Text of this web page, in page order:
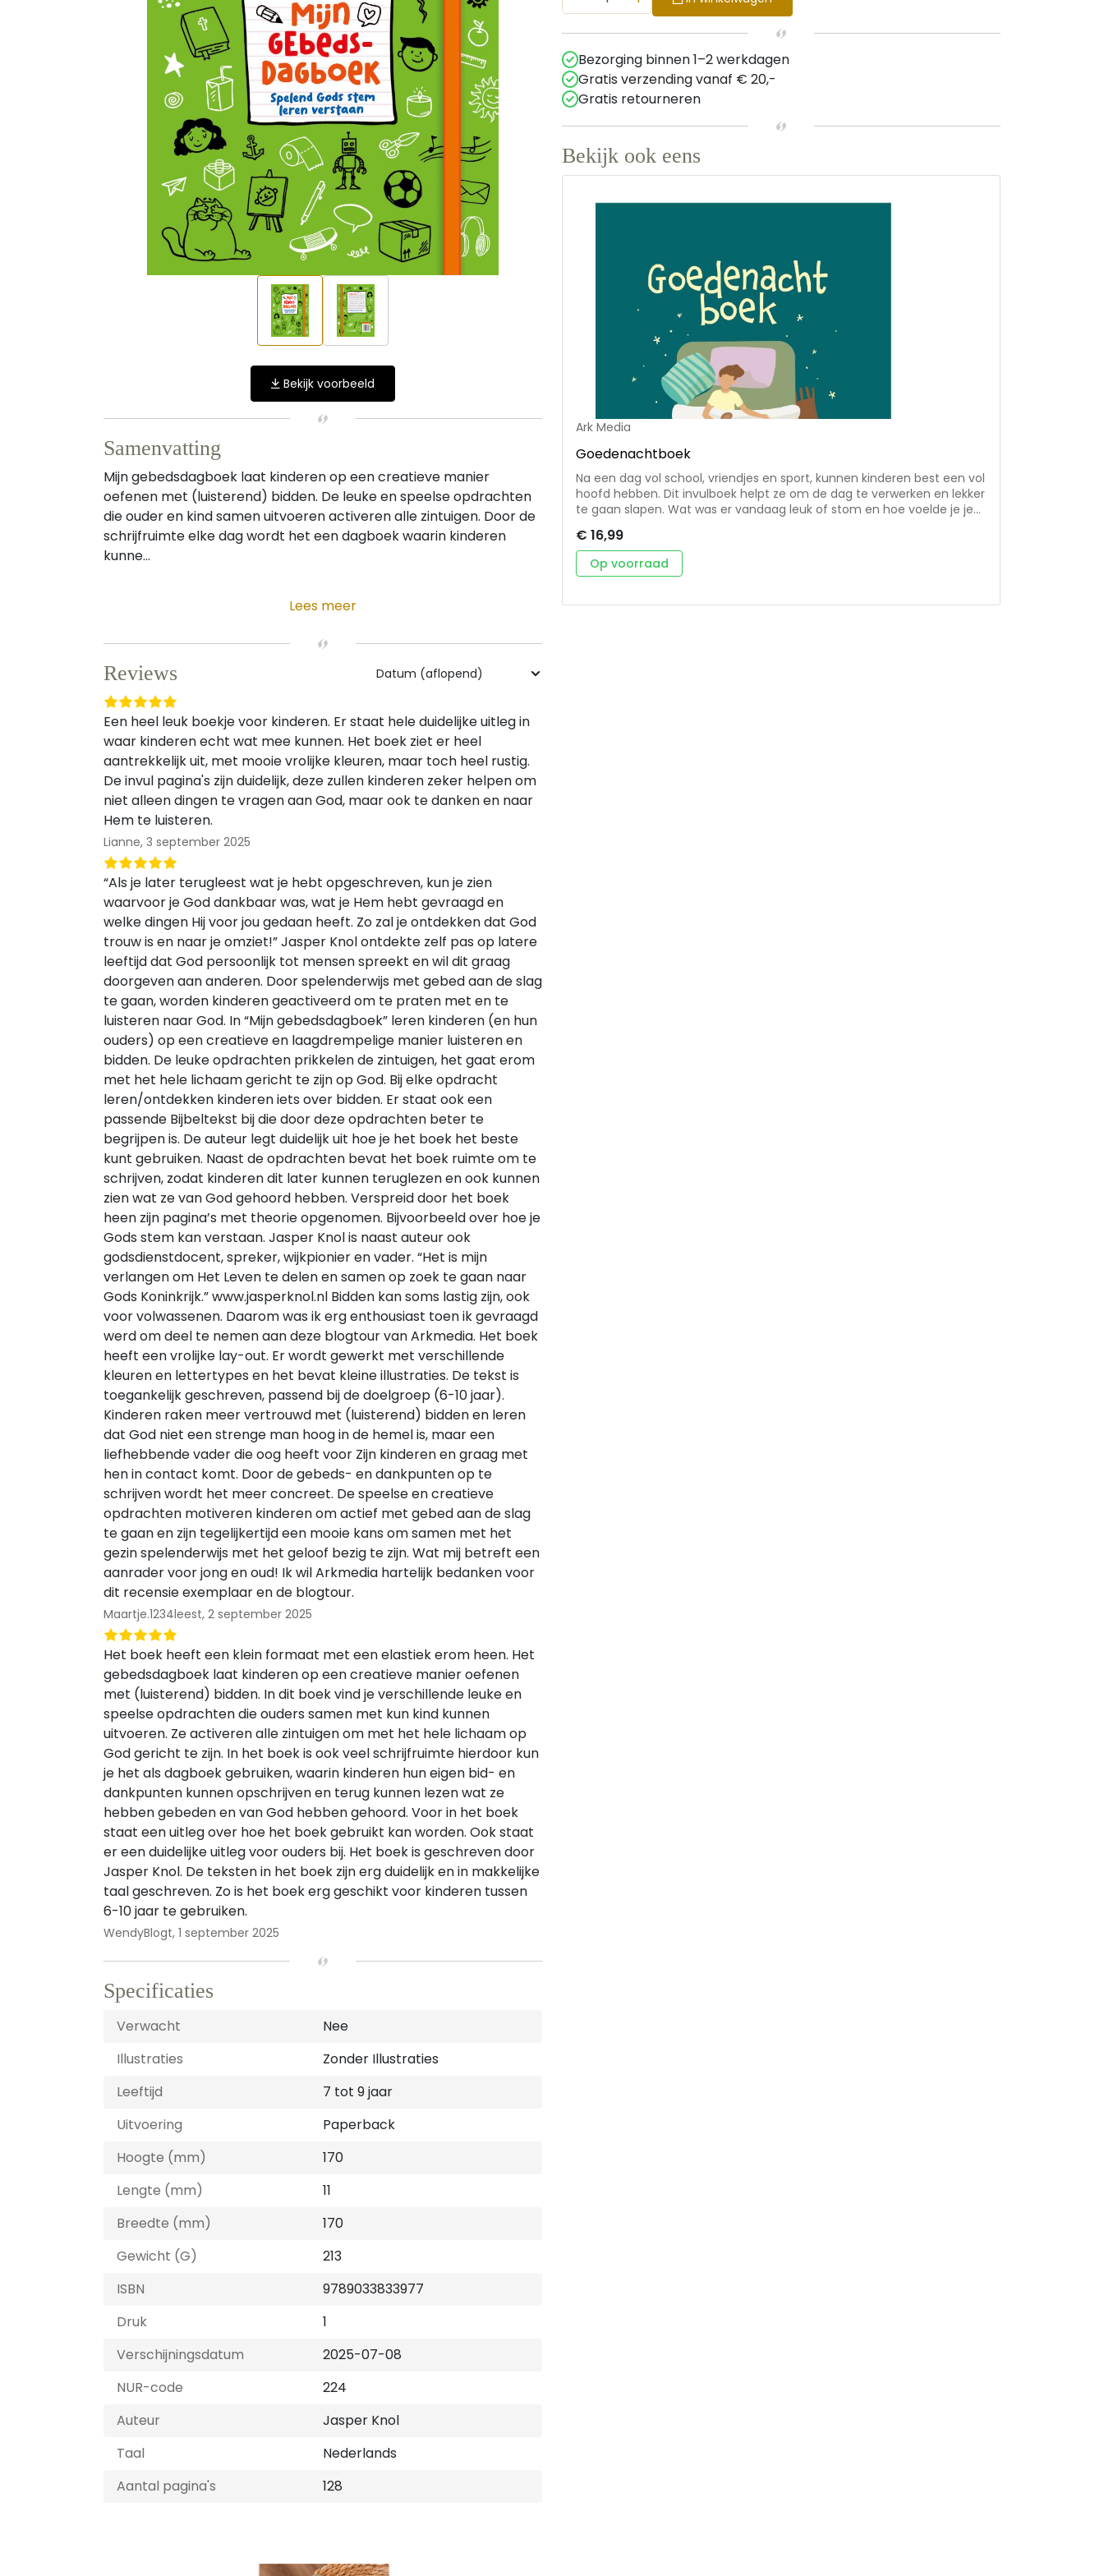
Bekijk voorbeeld
Samenvatting
Mijn gebedsdagboek laat kinderen op een creatieve manier
oefenen met (luisterend) bidden. De leuke en speelse opdrachten
die ouder en kind samen uitvoeren activeren alle zintuigen. Door de
schrijfruimte elke dag wordt het een dagboek waarin kinderen
kunne...
Lees meer
Reviews
Een heel leuk boekje voor kinderen. Er staat hele duidelijke uitleg in
waar kinderen echt wat mee kunnen. Het boek ziet er heel
aantrekkelijk uit, met mooie vrolijke kleuren, maar toch heel rustig.
De invul pagina's zijn duidelijk, deze zullen kinderen zeker helpen om
niet alleen dingen te vragen aan God, maar ook te danken en naar
Hem te luisteren.
Lianne, 3 september 2025
“Als je later terugleest wat je hebt opgeschreven, kun je zien
waarvoor je God dankbaar was, wat je Hem hebt gevraagd en
welke dingen Hij voor jou gedaan heeft. Zo zal je ontdekken dat God
trouw is en naar je omziet!” Jasper Knol ontdekte zelf pas op latere
leeftijd dat God persoonlijk tot mensen spreekt en wil dit graag
doorgeven aan anderen. Door spelenderwijs met gebed aan de slag
te gaan, worden kinderen geactiveerd om te praten met en te
luisteren naar God. In “Mijn gebedsdagboek” leren kinderen (en hun
ouders) op een creatieve en laagdrempelige manier luisteren en
bidden. De leuke opdrachten prikkelen de zintuigen, het gaat erom
met het hele lichaam gericht te zijn op God. Bij elke opdracht
leren/ontdekken kinderen iets over bidden. Er staat ook een
passende Bijbeltekst bij die door deze opdrachten beter te
begrijpen is. De auteur legt duidelijk uit hoe je het boek het beste
kunt gebruiken. Naast de opdrachten bevat het boek ruimte om te
schrijven, zodat kinderen dit later kunnen teruglezen en ook kunnen
zien wat ze van God gehoord hebben. Verspreid door het boek
heen zijn pagina’s met theorie opgenomen. Bijvoorbeeld over hoe je
Gods stem kan verstaan. Jasper Knol is naast auteur ook
godsdienstdocent, spreker, wijkpionier en vader. “Het is mijn
verlangen om Het Leven te delen en samen op zoek te gaan naar
Gods Koninkrijk.” www.jasperknol.nl Bidden kan soms lastig zijn, ook
voor volwassenen. Daarom was ik erg enthousiast toen ik gevraagd
werd om deel te nemen aan deze blogtour van Arkmedia. Het boek
heeft een vrolijke lay-out. Er wordt gewerkt met verschillende
kleuren en lettertypes en het bevat kleine illustraties. De tekst is
toegankelijk geschreven, passend bij de doelgroep (6-10 jaar).
Kinderen raken meer vertrouwd met (luisterend) bidden en leren
dat God niet een strenge man hoog in de hemel is, maar een
liefhebbende vader die oog heeft voor Zijn kinderen en graag met
hen in contact komt. Door de gebeds- en dankpunten op te
schrijven wordt het meer concreet. De speelse en creatieve
opdrachten motiveren kinderen om actief met gebed aan de slag
te gaan en zijn tegelijkertijd een mooie kans om samen met het
gezin spelenderwijs met het geloof bezig te zijn. Wat mij betreft een
aanrader voor jong en oud! Ik wil Arkmedia hartelijk bedanken voor
dit recensie exemplaar en de blogtour.
Maartje.1234leest, 2 september 2025
Het boek heeft een klein formaat met een elastiek erom heen. Het
gebedsdagboek laat kinderen op een creatieve manier oefenen
met (luisterend) bidden. In dit boek vind je verschillende leuke en
speelse opdrachten die ouders samen met kun kind kunnen
uitvoeren. Ze activeren alle zintuigen om met het hele lichaam op
God gericht te zijn. In het boek is ook veel schrijfruimte hierdoor kun
je het als dagboek gebruiken, waarin kinderen hun eigen bid- en
dankpunten kunnen opschrijven en terug kunnen lezen wat ze
hebben gebeden en van God hebben gehoord. Voor in het boek
staat een uitleg over hoe het boek gebruikt kan worden. Ook staat
er een duidelijke uitleg voor ouders bij. Het boek is geschreven door
Jasper Knol. De teksten in het boek zijn erg duidelijk en in makkelijke
taal geschreven. Zo is het boek erg geschikt voor kinderen tussen
6-10 jaar te gebruiken.
WendyBlogt, 1 september 2025
Specificaties
Verwacht
Nee
Illustraties
Zonder Illustraties
Leeftijd
7 tot 9 jaar
Uitvoering
Paperback
Hoogte (mm)
170
Lengte (mm)
11
Breedte (mm)
170
Gewicht (G)
213
ISBN
9789033833977
Druk
1
Verschijningsdatum
2025-07-08
NUR-code
224
Auteur
Jasper Knol
Taal
Nederlands
Aantal pagina's
128
Bezorging binnen 1–2 werkdagen
Gratis verzending vanaf € 20,-
Gratis retourneren
Bekijk ook eens
Ark Media
Goedenachtboek
Na een dag vol school, vriendjes en sport, kunnen kinderen best een vol
hoofd hebben. Dit invulboek helpt ze om de dag te verwerken en lekker
te gaan slapen. Wat was er vandaag leuk of stom en hoe voelde je je
Iedere dag is er bovendien een bijbeltekst met een bijbehorend
opdrachtje dat je kind helpt om bij God tot rust te komen. Leg je zorgen
bij Hem neer, Hij zorgt voor je. • Kort en krachtig • Praktisch •
€ 16,99
Op voorraad